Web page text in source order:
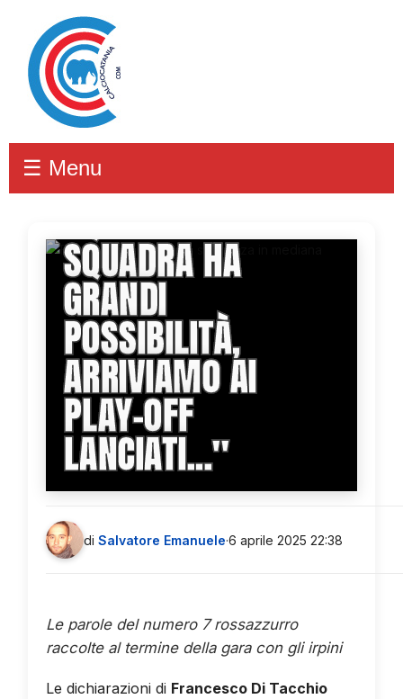
☰ MenuDI TACCHIO:
SQUADRA HA
GRANDI
POSSIBILITÀ,
ARRIVIAMO AI
PLAY-OFF
LANCIATI...''
di Salvatore Emanuele·6 aprile 2025 22:38
Le parole del numero 7 rossazzurro
raccolte al termine della gara con gli irpini
Le dichiarazioni di Francesco Di Tacchio